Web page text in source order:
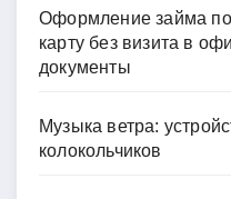
Оформление займа
карту без визита в
документы
Музыка ветра:
колокольчиков